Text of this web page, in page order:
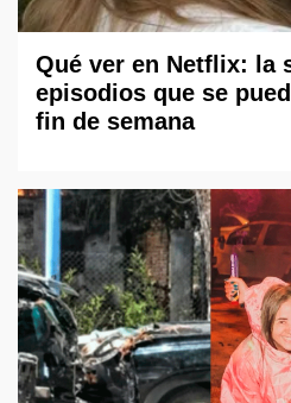
Qué ver en Netflix: la
episodios que se
fin de semana